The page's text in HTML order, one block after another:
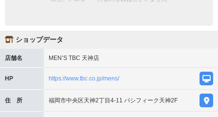
ショップデータ
店舗名 MEN’S TBC 天神店
HP https://www.tbc.co.jp/mens/
住 所 福岡市中央区天神2丁目4-11 パシフィーク天神2F